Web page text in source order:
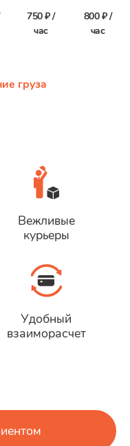
750 ₽ /
час
800 ₽ /
час
груза
Вежливые
курьеры
Удобный
взаиморасчет